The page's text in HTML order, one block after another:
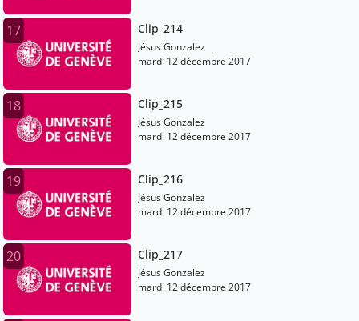
17 Clip_214
Jésus Gonzalez
mardi 12 décembre 2017
18 Clip_215
Jésus Gonzalez
mardi 12 décembre 2017
19 Clip_216
Jésus Gonzalez
mardi 12 décembre 2017
20 Clip_217
Jésus Gonzalez
mardi 12 décembre 2017